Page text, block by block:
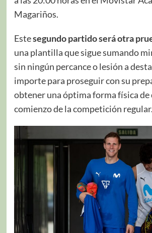
Magariños.
Estesegundo partido será otra
una plantilla que sigue sumando
sin ningún percance o lesión a
importe para proseguir con su
obtener una óptima forma física de
comienzo de la competición regular.